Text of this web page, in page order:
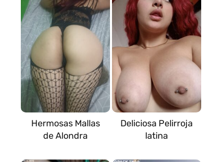
Hermosas Mallas
de Alondra
Deliciosa Pelirroja
latina